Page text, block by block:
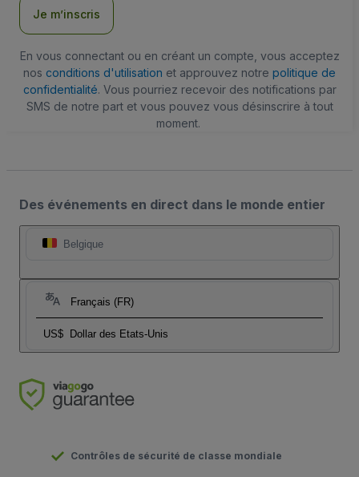
Je m’inscris
En vous connectant ou en créant un compte, vous acceptez
nos conditions d'utilisation et approuvez notre politique de
confidentialité. Vous pourriez recevoir des notifications par
SMS de notre part et vous pouvez vous désinscrire à tout
moment.
Des événements en direct dans le monde entier
Belgique
Français (FR)
US$ Dollar des Etats-Unis
Contrôles de sécurité de classe mondiale